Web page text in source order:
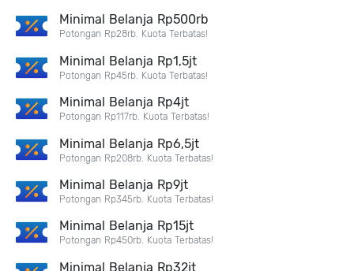
Minimal Belanja Rp500rb
Potongan Rp28rb. Kuota Terbatas!
Minimal Belanja Rp1,5jt
Potongan Rp45rb. Kuota Terbatas!
Minimal Belanja Rp4jt
Potongan Rp117rb. Kuota Terbatas!
Minimal Belanja Rp6,5jt
Potongan Rp208rb. Kuota Terbatas!
Minimal Belanja Rp9jt
Potongan Rp345rb. Kuota Terbatas!
Minimal Belanja Rp15jt
Potongan Rp450rb. Kuota Terbatas!
Minimal Belanja Rp32jt